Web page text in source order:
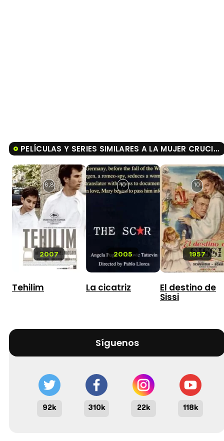
PELÍCULAS Y SERIES SIMILARES A LA MUJER CRUCIFICADA
2007
8,8
Tehilim
2005
10
La cicatriz
1957
10
El destino de
Sissi
Síguenos
92k 310k 22k 118k